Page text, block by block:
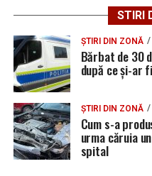
vacante
Bărbat de 30 de ani
ce și-ar fi agresat și
Urmărește Ziarul
YouTube Instagram
Ultimele știri din
Jaf de peste
STIRI
ȘTIRI DIN ZONĂ
Bărbat de 30
după ce și-ar
ȘTIRI DIN ZONĂ
Cum s-a
urma căruia
spital